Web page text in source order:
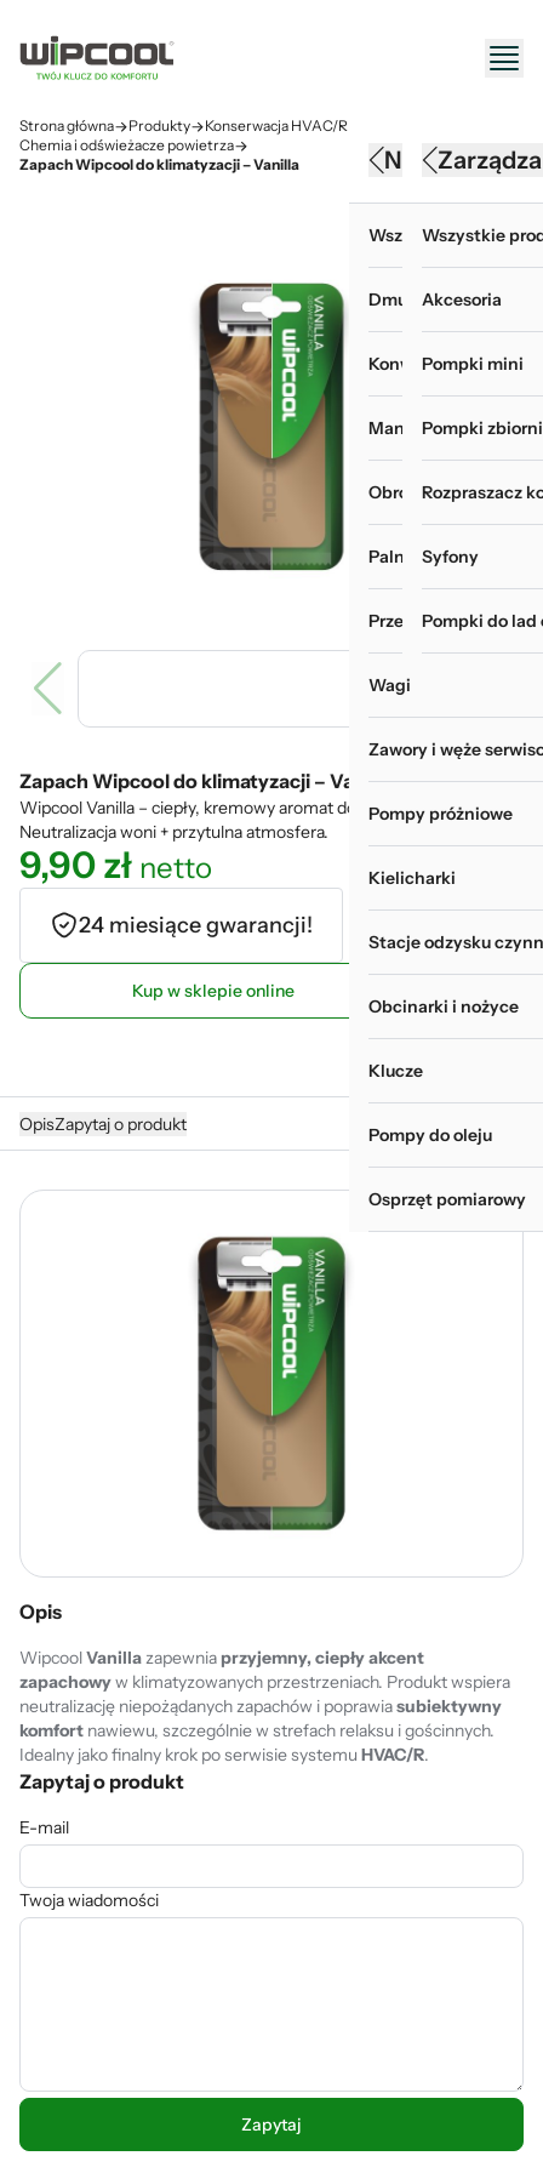
Wszystkie
Akcesoria do
Chemia i
Myjki ciśnieniowe
Pokrowce do
Myjki do rur i
Narzędzia
Wszystkie produkty
Dmuchawy
Konwertery, baterie i
Manometry i
Obróbka rur
Palniki i zgrzewarki
Przechowywanie
Wagi
Zawory i węże
Pompy próżniowe
Kielicharki
Stacje odzysku
Obcinarki i nożyce
Klucze
Pompy do oleju
Osprzęt pomiarowy
Wszystkie
Akcesoria
Pompki mini
Pompki
Rozpraszacz
Syfony
Pompki do lad
Strona główna Produkty
Konserwacja HVAC/R
Chemia i odświeżacze powietrza
Zapach Wipcool do klimatyzacji – Vanilla
Zapach Wipcool do klimatyzacji – Vanilla
Wipcool Vanilla – ciepły, kremowy aromat do klimatyzacji.
Neutralizacja woni + przytulna atmosfera.
9,90zł netto
24 miesiące gwarancji!
Kup w sklepie online
OpisZapytaj o produkt
Opis
WipcoolVanillazapewnia przyjemny, ciepły akcent
zapachowyw klimatyzowanych przestrzeniach. Produkt wspiera
neutralizację niepożądanych zapachów i poprawiasubiektywny
komfort nawiewu, szczególnie w strefach relaksu i gościnnych.
Idealny jako finalny krok po serwisie systemu HVAC/R.
Zapytaj o produkt
E-mail
Twoja wiadomości